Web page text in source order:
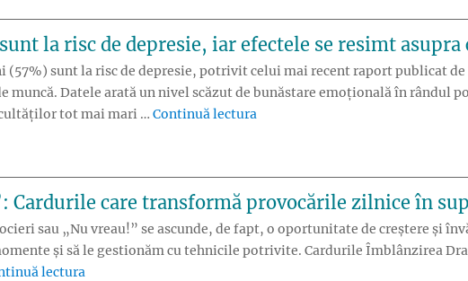
la risc de depresie, iar efectele se resimt
sunt la risc de depresie, potrivit celui mai recent raport publicat
muncă. Datele arată un nivel scăzut de bunăstare emoțională în rândul
tot mai mari … Continuă lectura
Cardurile care transformă provocările zilnice în
sau „Nu vreau!” se ascunde, de fapt, o oportunitate de creștere și
și să le gestionăm cu tehnicile potrivite. Cardurile Îmblânzirea
lectura